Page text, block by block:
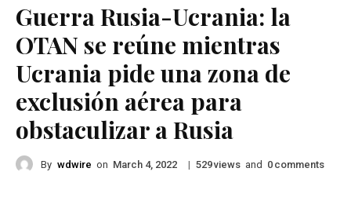
Guerra Rusia-Ucrania: la
OTAN se reúne mientras
Ucrania pide una zona de
exclusión aérea para
obstaculizar a Rusia
By wdwire on March 4, 2022 | 529views and 0 comments